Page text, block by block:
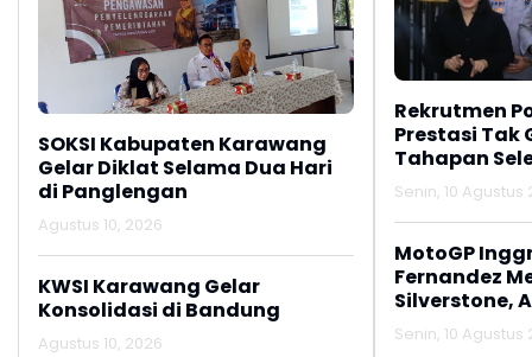
SOKSI Kabupaten Karawang
Gelar Diklat Selama Dua Hari
di Panglengan
Agustus 10, 2026
KWSI Karawang Gelar
Konsolidasi di Bandung
Agustus 10, 2026
Rekrutmen
Prestasi Tak
Tahapan
Senin, 10 Agustus
MotoGP
Fernandez
Silverstone,
Podium
Senin, 10 Agustus